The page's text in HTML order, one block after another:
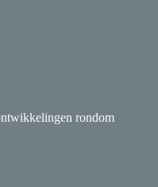
rondom